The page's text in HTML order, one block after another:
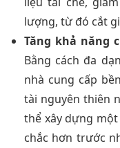
lượng, từ đó cắt
Tăng khả năng
Bằng cách đa
nhà cung cấp
tài nguyên thiên
thể xây dựng
chắc hơn trước